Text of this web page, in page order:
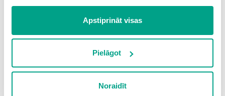
sīkdatnēm, kas atrodas šajā tīmekļa vietnē, ieskaitot
trešo pušu mārketinga sīkdatnes. Spiežot uz pogas
vietnē, izņemot “Nepieciešamās” sīkdatnes, kuru
izmantošanai nav nepieciešams iegūt lietotāja piekrišanu.
Spiežot uz pogas “Apstiprināt izvēlētās”, Jūs varat mainīt
sīkdatņu politikuun ir iespēja atsaukt savu
Apstiprināt visas
Pielāgot
Noraidīt
4.debeltcejeansmbgloveser
Ieiet portālā
Reģistrēties